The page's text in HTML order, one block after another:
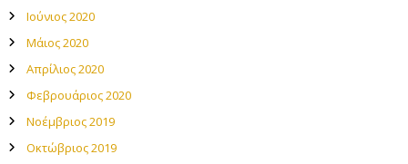
Ιούνιος 2020
Μάιος 2020
Απρίλιος 2020
Φεβρουάριος 2020
Νοέμβριος 2019
Οκτώβριος 2019